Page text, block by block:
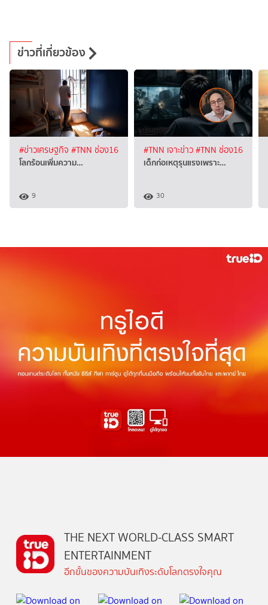
ข่าวที่เกี่ยวข้อง
#ข่าวเศรษฐกิจ #TNN ช่อง16
โลกร้อนเพิ่มความ…
9
#TNN เจาะข่าว#TNN ช่อง16
เด็กก่อเหตุรุนแรงเพราะ…
30
THE NEXT WORLD-CLASS SMART
ENTERTAINMENT
อีกขั้นของความบันเทิงระดับโลกตรงใจคุณ